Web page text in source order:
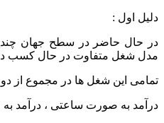
دلیل اول :
در حال حاضر در سطح جهان
مدل شغل متفاوت در حال کسب
تمامی این شغل ها در مجموع از
درآمد به صورت ساعتی ، درآمد